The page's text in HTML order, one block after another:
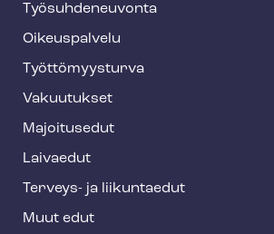
f
o
o
t
e
Työ­suh­de­neu­von­ta
Oikeuspalvelu
Työt­tö­myys­tur­va
Vakuutukset
Majoitusedut
Laivaedut
Terveys- ja liikuntaedut
Muut edut